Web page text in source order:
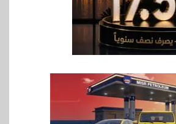
في تطوير أول منصة للسياحة
الصحية في مصر والشرق الأوسط
وأفريقيا Tour4Cure
سوق وصلة
هواوي: هاتف nova 15
Max بطارية ضخمة وتصميم متين
جهازًا مثاليًا للشباب